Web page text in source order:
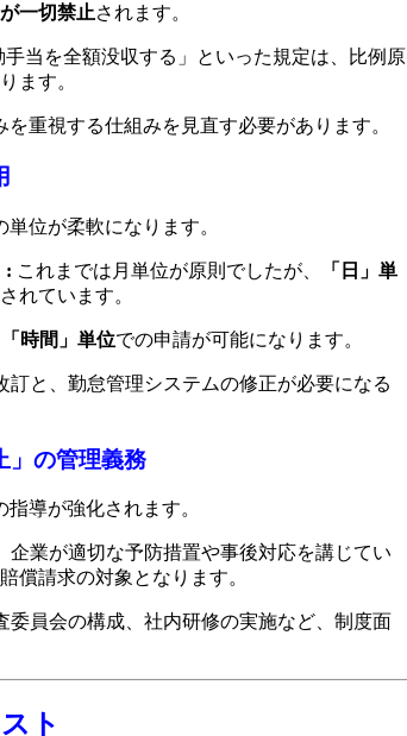
一切禁止されます。
当を全額没収する」といった規定は、比例原
ます。
重視する仕組みを見直す必要があります。
位が柔軟になります。
: これまでは月単位が原則でしたが、
「日」単
れています。
「時間」単位での申請が可能になります。
訂と、勤怠管理システムの修正が必要になる
」の管理義務
導が強化されます。
企業が適切な予防措置や事後対応を講じてい
償請求の対象となります。
委員会の構成、社内研修の実施など、制度面
ト